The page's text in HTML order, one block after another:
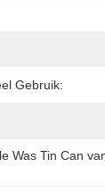
Gebruik:
Was Tin Can